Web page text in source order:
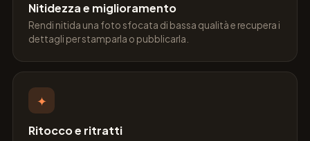
Nitidezza e miglioramento
Rendi nitida una foto sfocata di bassa qualità e recupera i
dettagli per stamparla o pubblicarla.
✦
Ritocco e ritratti